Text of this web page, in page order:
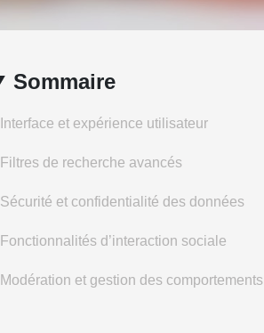
Sommaire
Interface et expérience utilisateur
Filtres de recherche avancés
Sécurité et confidentialité des données
Fonctionnalités d’interaction sociale
Modération et gestion des comportements